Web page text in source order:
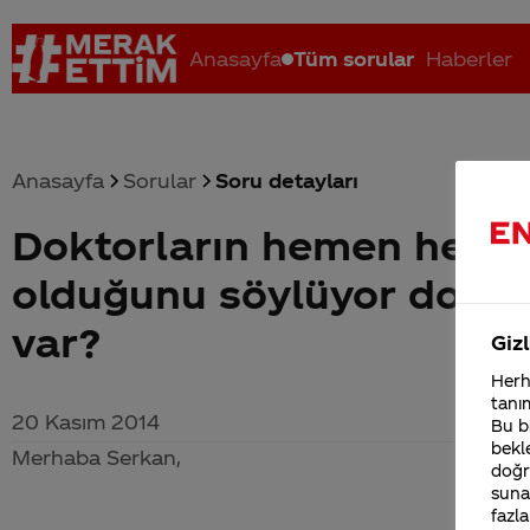
Anasayfa Tüm sorular Haberler
Coca-Cola nerenin malı? Coca cola İsrail malı mı Yani ...
Anasayfa Sorular Soru detayları
Doktorların hemen
olduğunu söylüyor
var?
20 Kasım 2014
Merhaba Serkan,
Bu